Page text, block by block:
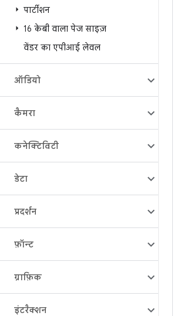
पार्टीशन
16 केबी वाला पेज साइज़
वेंडर का एपीआई लेवल
ऑडियो
कैमरा
कनेक्टिविटी
डेटा
प्रदर्शन
फ़ॉन्ट
ग्राफ़िक
इंटरैक्शन